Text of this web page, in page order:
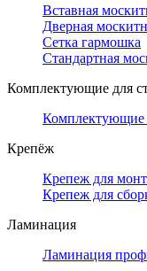
Вставная
Дверная
Сетка гармошка
Стандартная
Комплектующие для
Комплектующие
Крепёж
Крепеж для
Крепеж для
Ламинация
Ламинация